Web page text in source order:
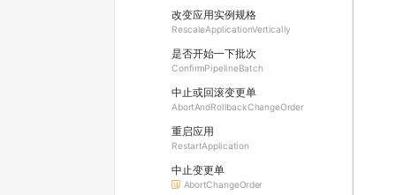
改变应用实例规格
RescaleApplicationVertically
是否开始一下批次
ConfirmPipelineBatch
中止或回滚变更单
AbortAndRollbackChangeOrder
重启应用
RestartApplication
中止变更单
AbortChangeOrder